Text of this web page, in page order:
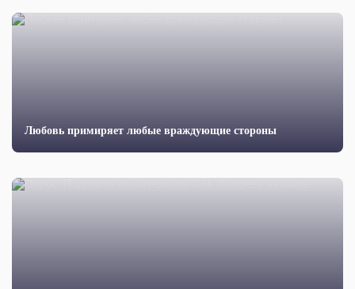
Любовь примиряет любые враждующие стороны